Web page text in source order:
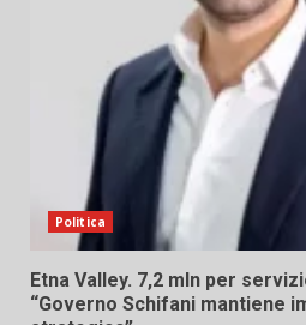
Politica
Etna Valley. 7,2 mln per
“Governo Schifani mantiene